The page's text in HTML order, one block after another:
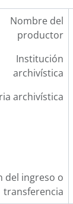
Nombre del
productor
Institución
archivística
archivística
del ingreso o
transferencia